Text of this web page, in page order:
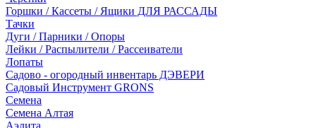
Горшки / Кассеты / Ящики ДЛЯ РАССАДЫ
Тачки
Дуги / Парники / Опоры
Лейки / Распылители / Рассеиватели
Лопаты
Садово - огородный инвентарь ДЭВЕРИ
Садовый Инструмент GRONS
Семена
Семена Алтая
Аэлита